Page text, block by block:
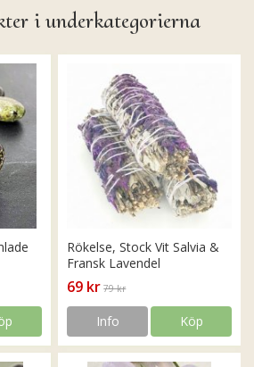
i underkategorierna
Rökelse, Stock Vit Salvia &
Fransk Lavendel
69 kr 79 kr
Info Köp